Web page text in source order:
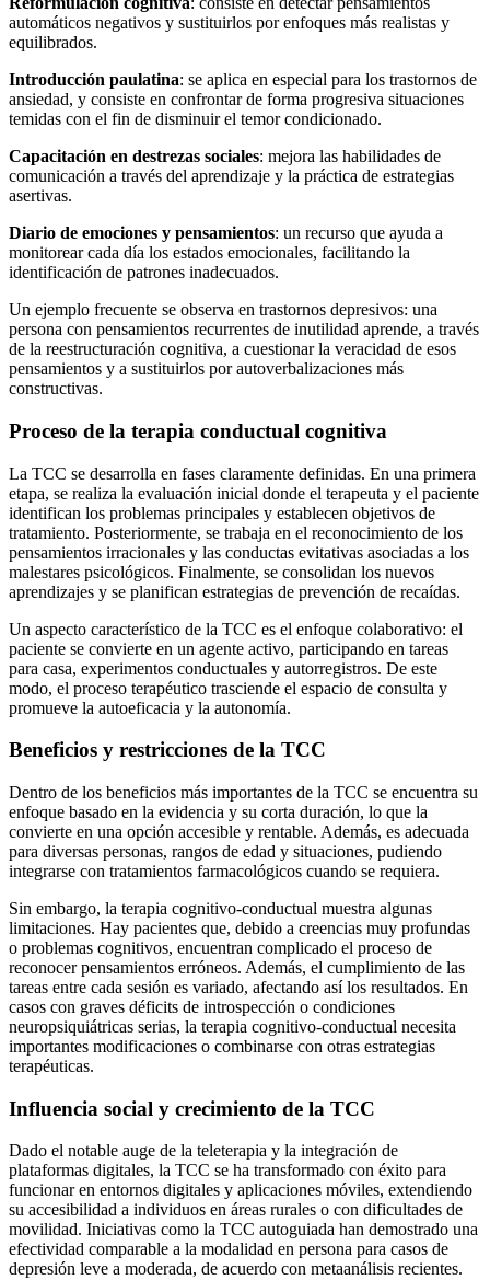
automáticos negativos y sustituirlos por enfoques más realistas y
equilibrados.
Introducción paulatina: se aplica en especial para los trastornos de
ansiedad, y consiste en confrontar de forma progresiva situaciones
temidas con el fin de disminuir el temor condicionado.
Capacitación en destrezas sociales: mejora las habilidades de
comunicación a través del aprendizaje y la práctica de estrategias
asertivas.
Diario de emociones y pensamientos: un recurso que ayuda a
monitorear cada día los estados emocionales, facilitando la
identificación de patrones inadecuados.
Un ejemplo frecuente se observa en trastornos depresivos: una
persona con pensamientos recurrentes de inutilidad aprende, a través
de la reestructuración cognitiva, a cuestionar la veracidad de esos
pensamientos y a sustituirlos por autoverbalizaciones más
constructivas.
Proceso de la terapia conductual cognitiva
La TCC se desarrolla en fases claramente definidas. En una primera
etapa, se realiza la evaluación inicial donde el terapeuta y el paciente
identifican los problemas principales y establecen objetivos de
tratamiento. Posteriormente, se trabaja en el reconocimiento de los
pensamientos irracionales y las conductas evitativas asociadas a los
malestares psicológicos. Finalmente, se consolidan los nuevos
aprendizajes y se planifican estrategias de prevención de recaídas.
Un aspecto característico de la TCC es el enfoque colaborativo: el
paciente se convierte en un agente activo, participando en tareas
para casa, experimentos conductuales y autorregistros. De este
modo, el proceso terapéutico trasciende el espacio de consulta y
promueve la autoeficacia y la autonomía.
Beneficios y restricciones de la TCC
Dentro de los beneficios más importantes de la TCC se encuentra su
enfoque basado en la evidencia y su corta duración, lo que la
convierte en una opción accesible y rentable. Además, es adecuada
para diversas personas, rangos de edad y situaciones, pudiendo
integrarse con tratamientos farmacológicos cuando se requiera.
Sin embargo, la terapia cognitivo-conductual muestra algunas
limitaciones. Hay pacientes que, debido a creencias muy profundas
o problemas cognitivos, encuentran complicado el proceso de
reconocer pensamientos erróneos. Además, el cumplimiento de las
tareas entre cada sesión es variado, afectando así los resultados. En
casos con graves déficits de introspección o condiciones
neuropsiquiátricas serias, la terapia cognitivo-conductual necesita
importantes modificaciones o combinarse con otras estrategias
terapéuticas.
Influencia social y crecimiento de la TCC
Dado el notable auge de la teleterapia y la integración de
plataformas digitales, la TCC se ha transformado con éxito para
funcionar en entornos digitales y aplicaciones móviles, extendiendo
su accesibilidad a individuos en áreas rurales o con dificultades de
movilidad. Iniciativas como la TCC autoguiada han demostrado una
efectividad comparable a la modalidad en persona para casos de
depresión leve a moderada, de acuerdo con metaanálisis recientes.